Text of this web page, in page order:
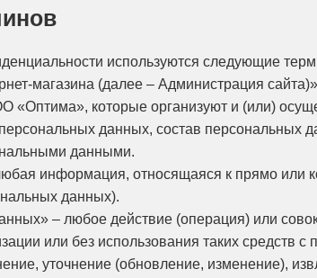
используются следующие
магазина (далее – Администрация
которые организуют и (или)
данных, состав персональных
данными.
информация, относящаяся к прямо или
данных).
– любое действие (операция) или
или без использования таких средств
уточнение (обновление, изменение),